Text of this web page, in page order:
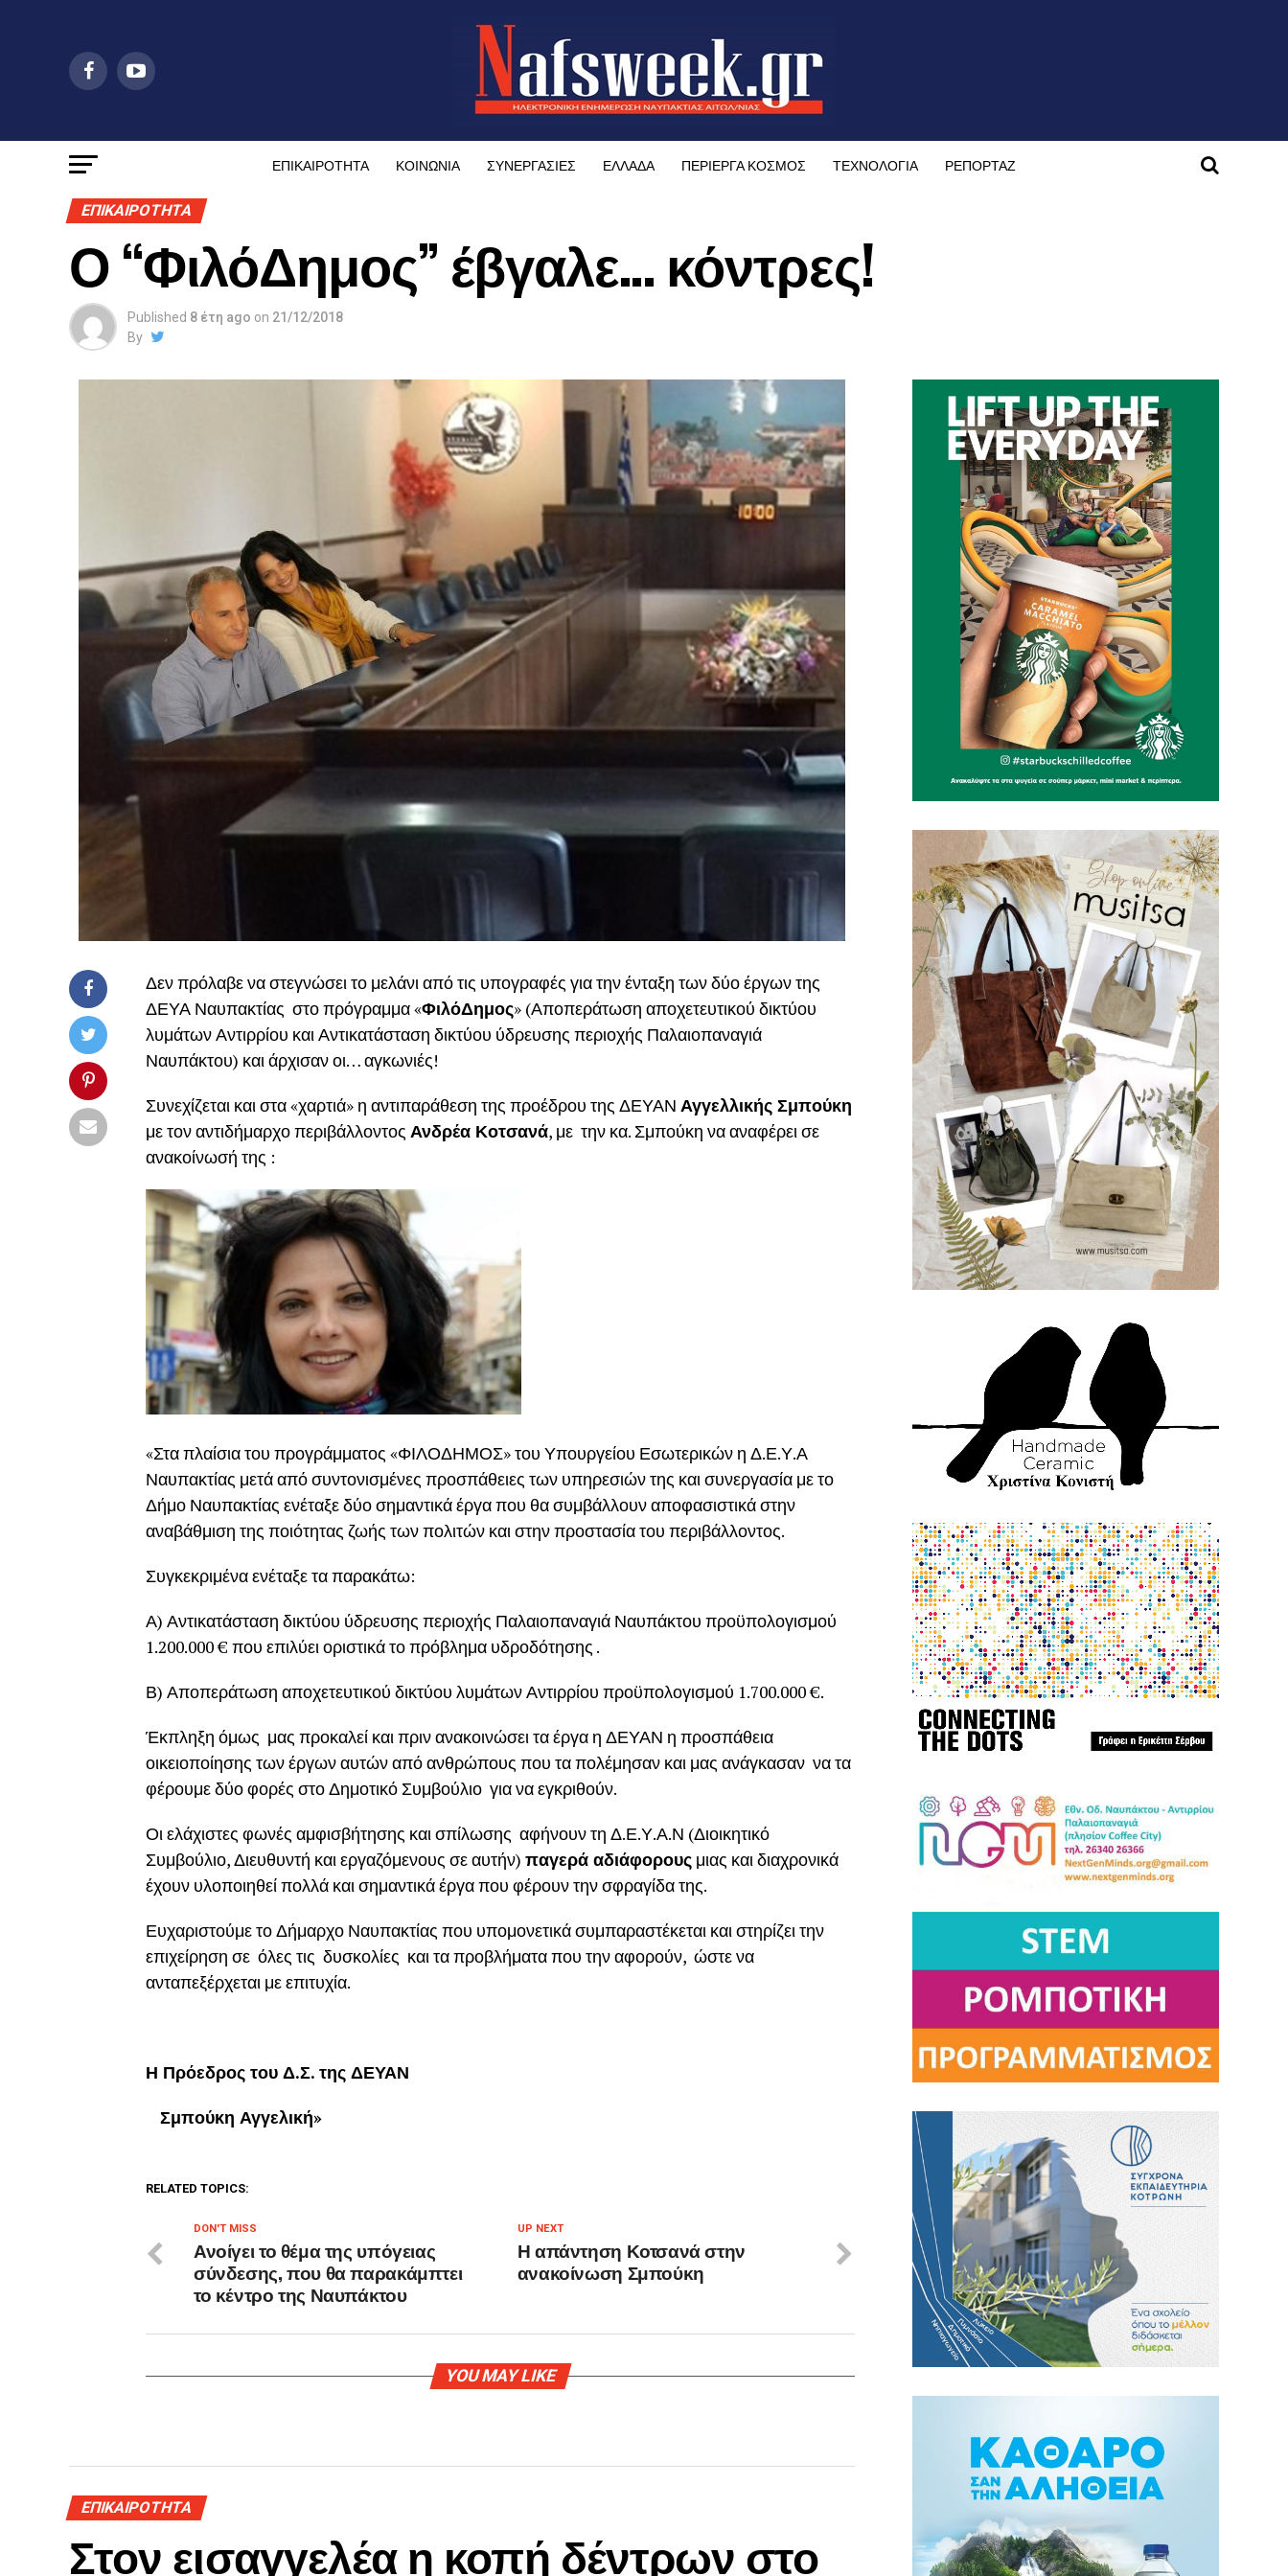
ΕΠΙΚΑΙΡΟΤΗΤΑ ΚΟΙΝΩΝΙΑ ΣΥΝΕΡΓΑΣΙΕΣ ΕΛΛΑΔΑ ΠΕΡΙΕΡΓΑ ΚΟΣΜΟΣ ΤΕΧΝΟΛΟΓΙΑ ΡΕΠΟΡΤΑΖ
ΕΠΙΚΑΙΡΟΤΗΤΑ
Ο “ΦιλόΔημος” έβγαλε… κόντρες!
Published 8 έτη ago on 21/12/2018
By
Δεν πρόλαβε να στεγνώσει το μελάνι από τις υπογραφές για την ένταξη των δύο έργων της
ΔΕΥΑ Ναυπακτίας στο πρόγραμμα «ΦιλόΔημος» (Αποπεράτωση αποχετευτικού δικτύου
λυμάτων Αντιρρίου και Αντικατάσταση δικτύου ύδρευσης περιοχής Παλαιοπαναγιά
Ναυπάκτου) και άρχισαν οι… αγκωνιές!
Συνεχίζεται και στα «χαρτιά» η αντιπαράθεση της προέδρου της ΔΕΥΑΝ Αγγελλικής Σμπούκη
με τον αντιδήμαρχο περιβάλλοντος Ανδρέα Κοτσανά, με την κα. Σμπούκη να αναφέρει σε
ανακοίνωσή της :
«Στα πλαίσια του προγράμματος «ΦΙΛΟΔΗΜΟΣ» του Υπουργείου Εσωτερικών η Δ.Ε.Υ.Α
Ναυπακτίας μετά από συντονισμένες προσπάθειες των υπηρεσιών της και συνεργασία με το
Δήμο Ναυπακτίας ενέταξε δύο σημαντικά έργα που θα συμβάλλουν αποφασιστικά στην
αναβάθμιση της ποιότητας ζωής των πολιτών και στην προστασία του περιβάλλοντος.
Συγκεκριμένα ενέταξε τα παρακάτω:
Α) Αντικατάσταση δικτύου ύδρευσης περιοχής Παλαιοπαναγιά Ναυπάκτου προϋπολογισμού
1.200.000 € που επιλύει οριστικά το πρόβλημα υδροδότησης .
Β) Αποπεράτωση αποχετευτικού δικτύου λυμάτων Αντιρρίου προϋπολογισμού 1.700.000 €.
Έκπληξη όμως μας προκαλεί και πριν ανακοινώσει τα έργα η ΔΕΥΑΝ η προσπάθεια
οικειοποίησης των έργων αυτών από ανθρώπους που τα πολέμησαν και μας ανάγκασαν να τα
φέρουμε δύο φορές στο Δημοτικό Συμβούλιο για να εγκριθούν.
Οι ελάχιστες φωνές αμφισβήτησης και σπίλωσης αφήνουν τη Δ.Ε.Υ.Α.Ν (Διοικητικό
Συμβούλιο, Διευθυντή και εργαζόμενους σε αυτήν) παγερά αδιάφορους μιας και διαχρονικά
έχουν υλοποιηθεί πολλά και σημαντικά έργα που φέρουν την σφραγίδα της.
Ευχαριστούμε το Δήμαρχο Ναυπακτίας που υπομονετικά συμπαραστέκεται και στηρίζει την
επιχείρηση σε όλες τις δυσκολίες και τα προβλήματα που την αφορούν, ώστε να
ανταπεξέρχεται με επιτυχία.
Η Πρόεδρος του Δ.Σ. της ΔΕΥΑΝ
Σμπούκη Αγγελική»
RELATED TOPICS:
UP NEXT
Η απάντηση Κοτσανά στην
ανακοίνωση Σμπούκη
DON'T MISS
Ανοίγει το θέμα της υπόγειας
σύνδεσης, που θα παρακάμπτει
το κέντρο της Ναυπάκτου
YOU MAY LIKE
ΕΠΙΚΑΙΡΟΤΗΤΑ
Στον εισαγγελέα η κοπή δέντρων στο